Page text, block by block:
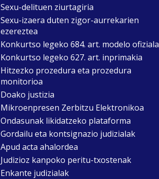
Sexu-delituen ziurtagiria
Sexu-izaera duten zigor-aurrekarien
ezereztea
Konkurtso legeko 684. art. modelo ofiziala
Konkurtso legeko 627. art. inprimakia
Hitzezko prozedura eta prozedura
monitorioa
Doako justizia
Mikroenpresen Zerbitzu Elektronikoa
Ondasunak likidatzeko plataforma
Gordailu eta kontsignazio judizialak
Apud acta ahalordea
Judizioz kanpoko peritu-txostenak
Enkante judizialak